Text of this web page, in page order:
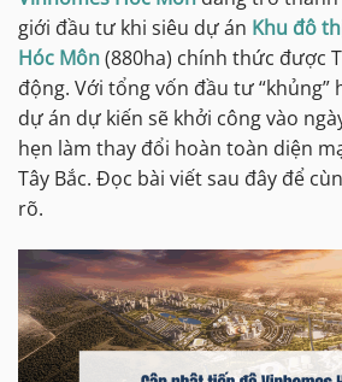
giới đầu tư khi siêu dự án Khu đô
Hóc Môn(880ha) chính thức được
động. Với tổng vốn đầu tư “khủng”
dự án dự kiến sẽ khởi công vào
hẹn làm thay đổi hoàn toàn diện
Tây Bắc. Đọc bài viết sau đây để
rõ.